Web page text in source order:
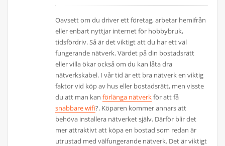
Oavsett om du driver ett företag, arbetar hemifrån
eller enbart nyttjar internet för hobbybruk,
tidsfördriv. Så är det viktigt att du har ett väl
fungerande nätverk. Värdet på din bostadsrätt
eller villa ökar också om du kan låta dra
nätverkskabel. I vår tid är ett bra nätverk en viktig
faktor vid köp av hus eller bostadsrätt, men visste
du att man kanförlänga nätverkför att få
snabbare wifi?. Köparen kommer annars att
behöva installera nätverket själv. Därför blir det
mer attraktivt att köpa en bostad som redan är
utrustad med välfungerande nätverk. Det är viktigt